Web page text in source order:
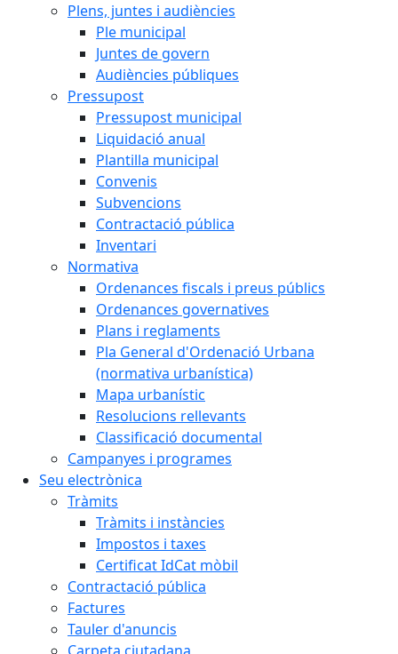
Plens, juntes i audiències
Ple municipal
Juntes de govern
Audiències públiques
Pressupost
Pressupost municipal
Liquidació anual
Plantilla municipal
Convenis
Subvencions
Contractació pública
Inventari
Normativa
Ordenances fiscals i preus públics
Ordenances governatives
Plans i reglaments
Pla General d'Ordenació Urbana
(normativa urbanística)
Mapa urbanístic
Resolucions rellevants
Classificació documental
Campanyes i programes
Seu electrònica
Tràmits
Tràmits i instàncies
Impostos i taxes
Certificat IdCat mòbil
Contractació pública
Factures
Tauler d'anuncis